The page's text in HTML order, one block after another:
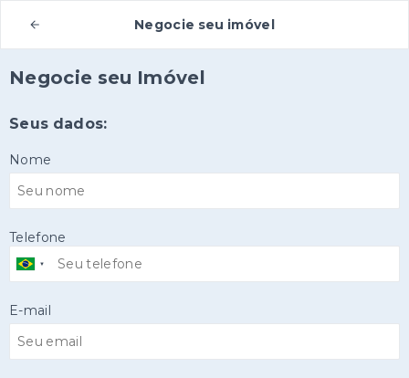
Negocie seu imóvel
Negocie seu Imóvel
Seus dados:
Nome
Telefone
E-mail